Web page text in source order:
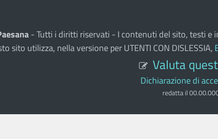
- Tutti i diritti riservati - I contenuti del sito, testi e
sito utilizza, nella versione per UTENTI CON DISLESSIA,
Valuta
Dichiarazione di
redatta il